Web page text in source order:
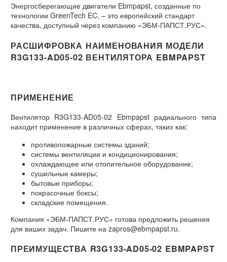
Энергосберегающие двигатели Ebmpapst, созданные по
технологии GreenTech EC, – это европейский стандарт
качества, доступный через компанию «ЭБМ-ПАПСТ.РУС».
РАСШИФРОВКА НАИМЕНОВАНИЯ МОДЕЛИ
R3G133-AD05-02 ВЕНТИЛЯТОРА EBMPAPST
ПРИМЕНЕНИЕ
Вентилятор R3G133-AD05-02 Ebmpapst радиального типа
находит применение в различных сферах, таких как:
противопожарные системы зданий;
системы вентиляции и кондиционирования;
охлаждающее или отопительное оборудование;
сушильные камеры;
бытовые приборы;
покрасочные боксы;
складские помещения.
Компания «ЭБМ-ПАПСТ.РУС» готова предложить решения
для ваших задач. Пишите на zapros@ebmpapst.ru.
ПРЕИМУЩЕСТВА R3G133-AD05-02 EBMPAPST